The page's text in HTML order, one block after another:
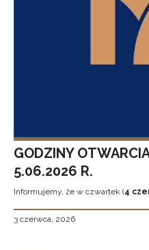
GODZINY
5.06.2026 R.
Informujemy, że w czwartek (4
3 czerwca, 2026